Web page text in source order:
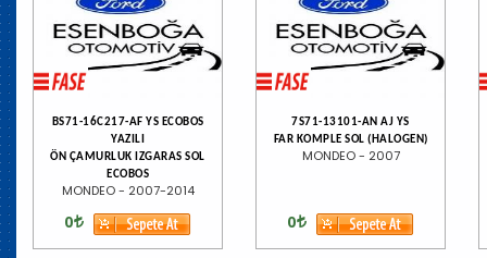
BS71-16C217-AF YS ECOBOS
YAZILI
ÖN ÇAMURLUK IZGARAS SOL
ECOBOS
MONDEO - 2007-2014
0
7S71-13101-AN AJ YS
FAR KOMPLE SOL (HALOGEN)
MONDEO - 2007
0